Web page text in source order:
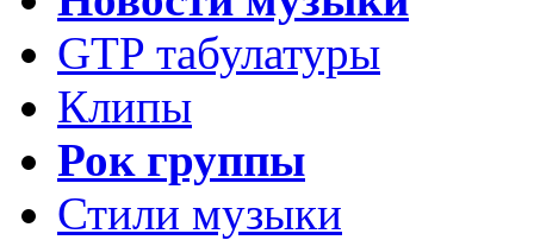
GTP табулатуры
Клипы
Рок группы
Стили музыки